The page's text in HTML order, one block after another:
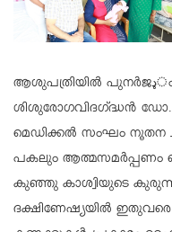
ആശുപത്രിയില്‍ പുനര്‍ജډം. ലൂര്‍ദ് ആശുപത്രിയിലെ നവജാത
ശിശുരോഗവിദഗ്ദ്ധന്‍
മെഡിക്കല്‍ സംഘം നൂതന
പകലും ആത്മസമര്‍പ്പണം
കുഞ്ഞു കാശ്വിയുടെ കുരുന്നു
ദക്ഷിണേഷ്യയില്‍ ഇതുവരെ